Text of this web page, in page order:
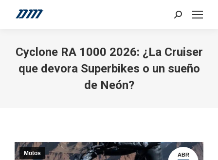
Search:
Cyclone RA 1000 2026: ¿La Cruiser
que devora Superbikes o un sueño
de Neón?
ABR
Motos